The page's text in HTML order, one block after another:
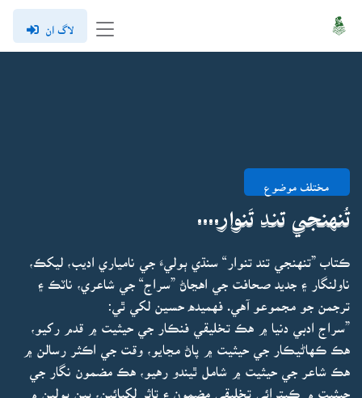
لاگ ان
مختلف موضوع
تُنهنجي تند تَنوار....
ڪتاب ”تنهنجي تند تنوار“ سنڌي ٻوليءَ جي نامياري اديب، ليکڪ،
ناولنگار ۽ جديد صحافت جي اهڃاڻ ”سراج“ جي شاعري، ناٽڪ ۽
ترجمن جو مجموعو آهي. فهميده حسين لکي ٿي:
”سراج ادبي دنيا ۾ هڪ تخليقي فنڪار جي حيثيت ۾ قدم رکيو،
هڪ ڪهاڻيڪار جي حيثيت ۾ پاڻ مڃايو، وقت جي اڪثر رسالن ۾
هڪ شاعر جي حيثيت ۾ شامل ٿيندو رهيو، هڪ مضمون نگار جي
حيثيت ۾ ڪيترائي تخليقي مضمون ۽ تاثر لکيائين، ٻين ٻولين ۾